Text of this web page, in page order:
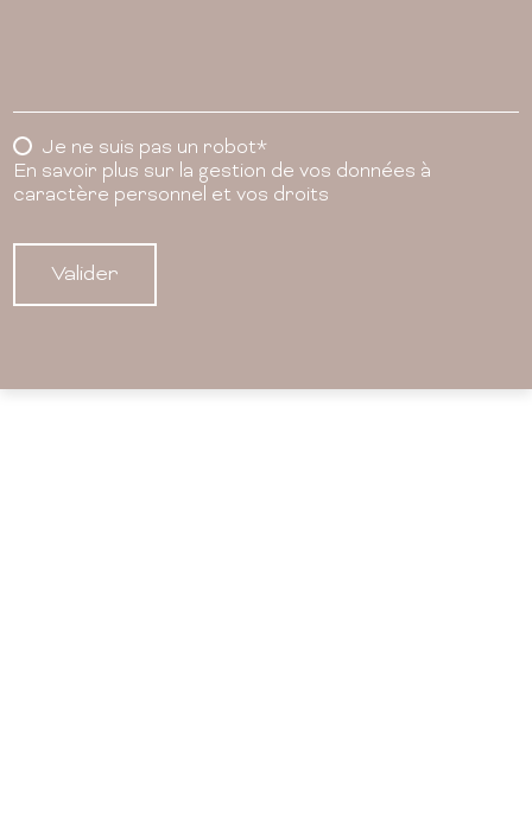
Je ne suis pas un robot*
En savoir plus sur la gestion de vos données à
caractère personnel et vos droits
Valider